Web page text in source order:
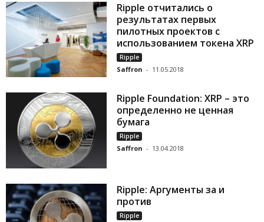
Ripple отчитались о
результатах первых
пилотных проектов с
использованием токена XRP
Ripple
Saffron - 11.05.2018
Ripple Foundation: XRP – это
определенно не ценная
бумага
Ripple
Saffron - 13.04.2018
Ripple: Аргументы за и
против
Ripple